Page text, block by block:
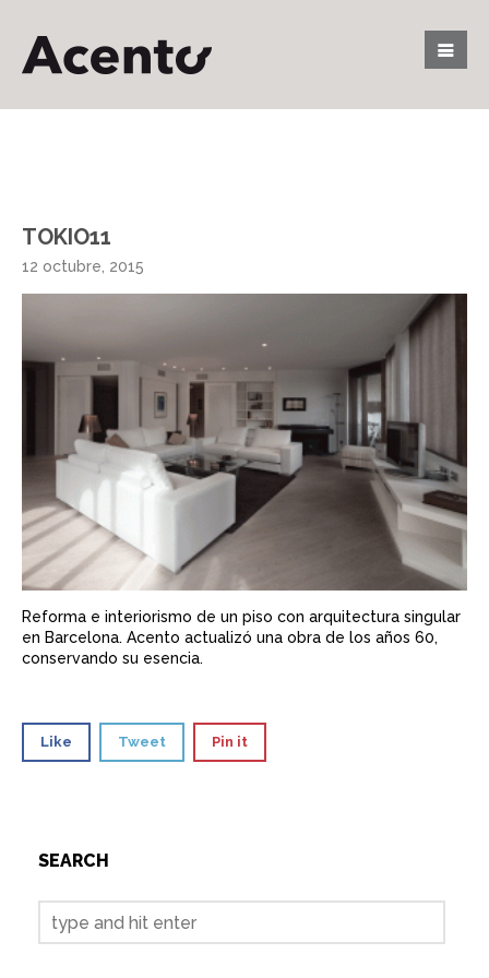
TOKIO11
12 octubre, 2015
Reforma e interiorismo de un piso con arquitectura singular
en Barcelona. Acento actualizó una obra de los años 60,
conservando su esencia.
Like Tweet Pin it
SEARCH